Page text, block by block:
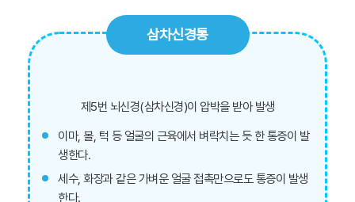
삼차신경통
제5번 뇌신경(삼차신경)이 압박을 받아 발생
이마, 볼, 턱 등 얼굴의 근육에서 벼락치는 듯 한 통증이 발
생한다.
세수, 화장과 같은 가벼운 얼굴 접촉만으로도 통증이 발생
한다.